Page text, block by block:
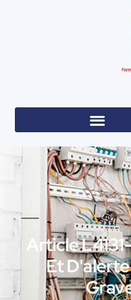
Article
Et D'alerte